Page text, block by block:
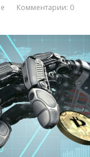
Комментарии: 0